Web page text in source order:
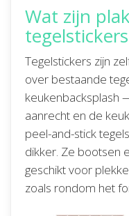
Wat zijn
Tegelstickers zijn
over bestaande
keukenbacksplash
aanrecht en de
peel-and-stick
dikker. Ze bootsen
geschikt voor
zoals rondom het